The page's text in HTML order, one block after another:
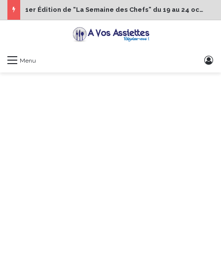
1er Édition de “La Semaine des Chefs” du 19 au 24 octobre 2026
Menu